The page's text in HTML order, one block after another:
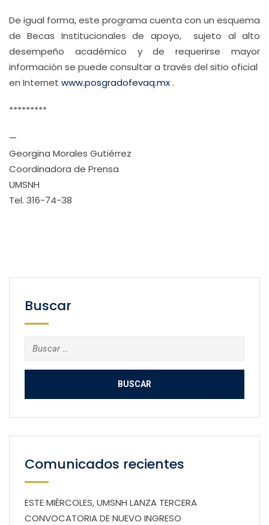
De igual forma, este programa cuenta con un esquema
de Becas Institucionales de apoyo, sujeto al alto
desempeño académico y de requerirse mayor
información se puede consultar a través del sitio oficial
en Internet www.posgradofevaq.mx.
*********
—
Georgina Morales Gutiérrez
Coordinadora de Prensa
UMSNH
Tel. 316-74-38
Buscar
Buscar:
Comunicados recientes
ESTE MIÉRCOLES, UMSNH LANZA TERCERA
CONVOCATORIA DE NUEVO INGRESO